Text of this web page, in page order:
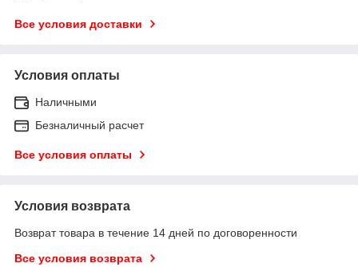
Все условия доставки
Условия оплаты
Наличными
Безналичный расчет
Все условия оплаты
Условия возврата
Возврат товара в течение 14 дней по договоренности
Все условия возврата